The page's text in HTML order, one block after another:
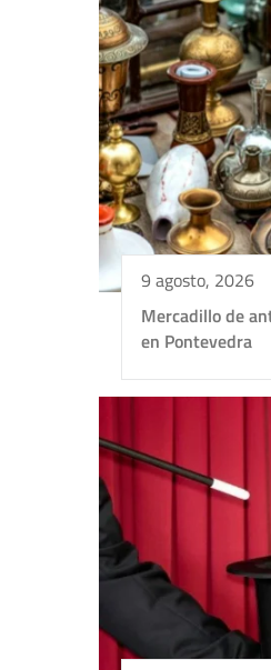
9 agosto, 2026
Mercadillo de
en Pontevedra